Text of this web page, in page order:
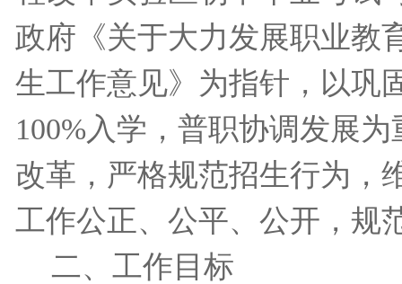
政府《关于大力发展职业教
生工作意见》为指针，以巩
100%入学，普职协调发展
改革，严格规范招生行为，
工作公正、公平、公开，规
二、工作目标